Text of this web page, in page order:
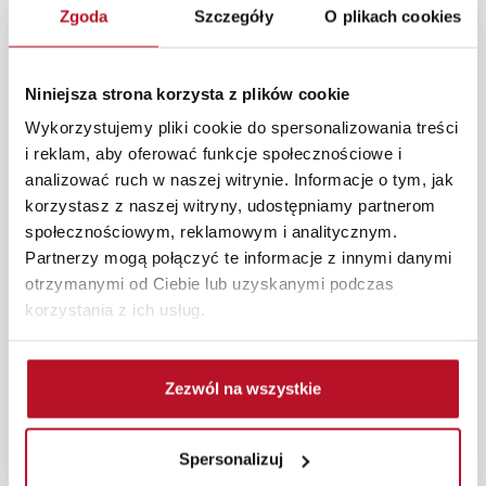
Zgoda Szczegóły O plikach cookies
Niniejsza strona korzysta z plików cookie
Wykorzystujemy pliki cookie do spersonalizowania treści
i reklam, aby oferować funkcje społecznościowe i
analizować ruch w naszej witrynie. Informacje o tym, jak
korzystasz z naszej witryny, udostępniamy partnerom
społecznościowym, reklamowym i analitycznym.
Partnerzy mogą połączyć te informacje z innymi danymi
otrzymanymi od Ciebie lub uzyskanymi podczas
korzystania z ich usług.
Zezwól na wszystkie
Spersonalizuj
zapewniają trwałość oraz wygodę użytkowania, idealnie
wpisując się w współczesne aranżacje kuchenne.
W każdym z salonów mebli Bodzio oferujemy pomoc w
programu Planer 3D bezpłatnie zaprojektują i
przygotują kompleksową wizualizację Państwa
pomieszczenia wraz z wyceną. Każde zamówienie
złożone w sklepie stacjonarnym dostarczymy do 3 dni
roboczych na terenie całej Polski. W przypadku
zamówień internetowych czas dostawy wynosi do 5 dni
roboczych, również na terenie całego kraju. Wszystkie
zamówienia powyżej 1000 zł dostarczamy gratis
Zdjęcia produktów mają charakter poglądowy.
Rzeczywiste kolory i struktura materiałów mogą różnić
monitora, rodzaju wyświetlacza i oświetlenia.